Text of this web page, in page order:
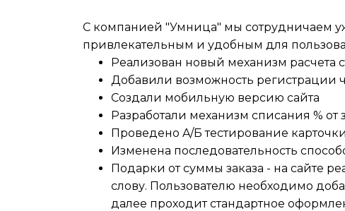
С компанией "Умница" мы сотрудничаем
привлекательным и удобным для
Реализован новый механизм расчета
Добавили возможность регистрации
Создали мобильную версию сайта
Разработали механизм списания % от
Проведено A/Б тестирование
Изменена последовательность
Подарки от суммы заказа - на сайте
слову. Пользователю необходимо
далее проходит стандартное